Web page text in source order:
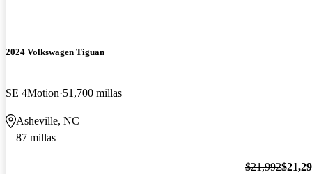
2024 Volkswagen Tiguan
SE 4Motion 51,700 millas
Asheville, NC
87 millas
$21,992